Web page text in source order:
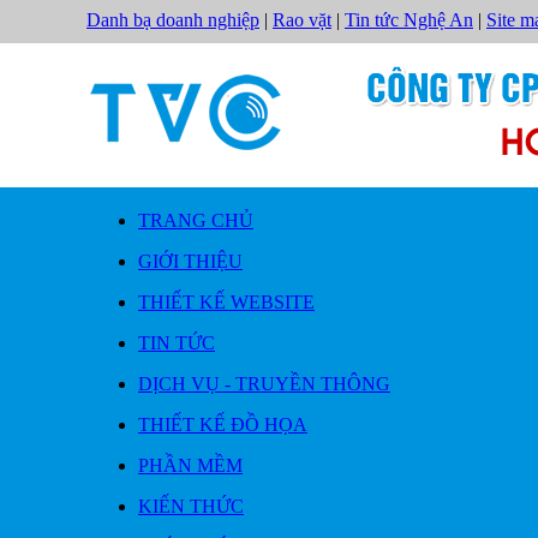
Danh bạ doanh nghiệp | Rao vặt | Tin tức Nghệ An | Site
TRANG CHỦ
GIỚI THIỆU
THIẾT KẾ WEBSITE
TIN TỨC
DỊCH VỤ - TRUYỀN THÔNG
THIẾT KẾ ĐỒ HỌA
PHẦN MỀM
KIẾN THỨC